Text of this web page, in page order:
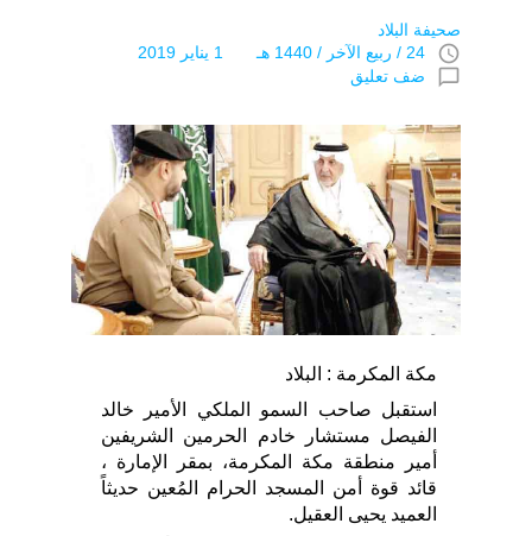
صحيفة البلاد
access_time 24 / ربيع الآخر / 1440 هـ 1 يناير 2019
chat_bubble_outline ضف تعليق
مكة المكرمة : البلاد
استقبل صاحب السمو الملكي الأمير خالد
الفيصل مستشار خادم الحرمين الشريفين
أمير منطقة مكة المكرمة، بمقر الإمارة ،
قائد قوة أمن المسجد الحرام المُعين حديثاً
العميد يحيى العقيل.